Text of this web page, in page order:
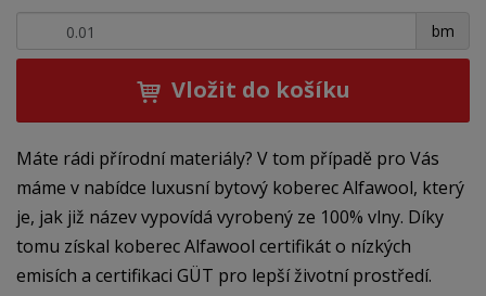
bm
+ -
Vložit do košíku
Máte rádi přírodní materiály? V tom případě pro Vás
máme v nabídce luxusní bytový koberec Alfawool, který
je, jak již název vypovídá vyrobený ze 100% vlny. Díky
tomu získal koberec Alfawool certifikát o nízkých
emisích a certifikaci GÜT pro lepší životní prostředí.